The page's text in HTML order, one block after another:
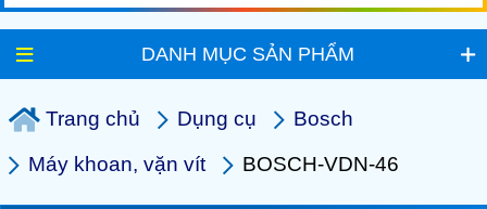
DANH MỤC SẢN PHẨM
Trang chủ Dụng cụ
Bosch
Máy khoan, vặn vít
BOSCH-VDN-46